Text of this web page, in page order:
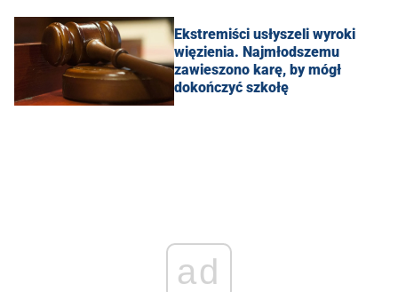
Ekstremiści usłyszeli wyroki
więzienia. Najmłodszemu
zawieszono karę, by mógł
dokończyć szkołę
ad